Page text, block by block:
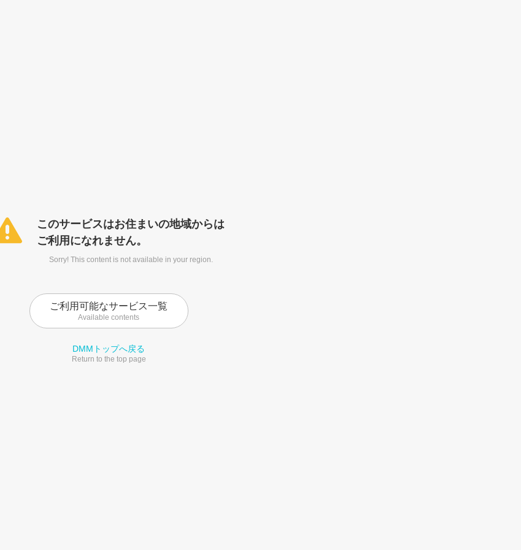
このサービスはお住まいの地域からは
ご利用になれません。
Sorry! This content is not available in your region.
ご利用可能なサービス一覧
Available contents
DMMトップへ戻る
Return to the top page